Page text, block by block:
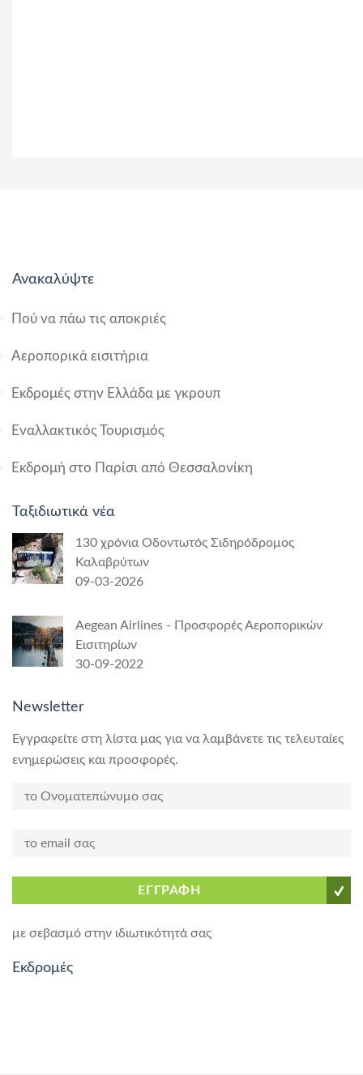
Ανακαλύψτε
Πού να πάω τις αποκριές
Αεροπορικά εισιτήρια
Εκδρομές στην Ελλάδα με γκρουπ
Εναλλακτικός Τουρισμός
Εκδρομή στο Παρίσι από Θεσσαλονίκη
Ταξιδιωτικά νέα
130 χρόνια Οδοντωτός Σιδηρόδρομος
Καλαβρύτων
09-03-2026
Aegean Airlines - Προσφορές Αεροπορικών
Εισιτηρίων
30-09-2022
Newsletter
Εγγραφείτε στη λίστα μας για να λαμβάνετε τις τελευταίες
ενημερώσεις και προσφορές.
ΕΓΓΡΑΦΗ
με σεβασμό στην ιδιωτικότητά σας
Εκδρομές